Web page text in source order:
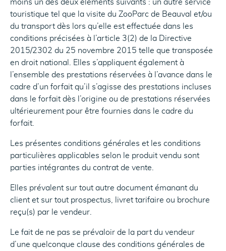
moins un des deux éléments suivants : un autre service
touristique tel que la visite du ZooParc de Beauval et/ou
du transport dès lors qu’elle est effectuée dans les
conditions précisées à l’article 3(2) de la Directive
2015/2302 du 25 novembre 2015 telle que transposée
en droit national. Elles s’appliquent également à
l’ensemble des prestations réservées à l’avance dans le
cadre d’un forfait qu’il s’agisse des prestations incluses
dans le forfait dès l’origine ou de prestations réservées
ultérieurement pour être fournies dans le cadre du
forfait.
Les présentes conditions générales et les conditions
particulières applicables selon le produit vendu sont
parties intégrantes du contrat de vente.
Elles prévalent sur tout autre document émanant du
client et sur tout prospectus, livret tarifaire ou brochure
reçu(s) par le vendeur.
Le fait de ne pas se prévaloir de la part du vendeur
d’une quelconque clause des conditions générales de